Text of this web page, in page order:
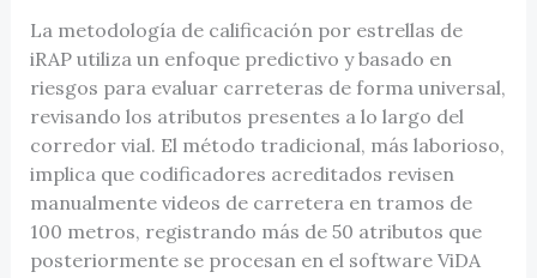
La metodología de calificación por estrellas de
iRAP utiliza un enfoque predictivo y basado en
riesgos para evaluar carreteras de forma universal,
revisando los atributos presentes a lo largo del
corredor vial. El método tradicional, más laborioso,
implica que codificadores acreditados revisen
manualmente videos de carretera en tramos de
100 metros, registrando más de 50 atributos que
posteriormente se procesan en el software ViDA